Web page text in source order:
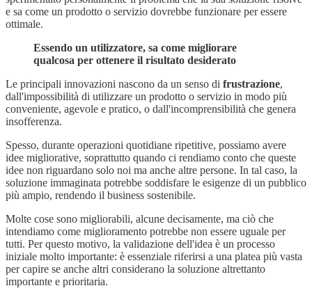
e sa come un prodotto o servizio dovrebbe funzionare per essere
ottimale.
Essendo un utilizzatore, sa come migliorare
qualcosa per ottenere il risultato desiderato
Le principali innovazioni nascono da un senso di frustrazione,
dall'impossibilità di utilizzare un prodotto o servizio in modo più
conveniente, agevole e pratico, o dall'incomprensibilità che genera
insofferenza.
Spesso, durante operazioni quotidiane ripetitive, possiamo avere
idee migliorative, soprattutto quando ci rendiamo conto che queste
idee non riguardano solo noi ma anche altre persone. In tal caso, la
soluzione immaginata potrebbe soddisfare le esigenze di un pubblico
più ampio, rendendo il business sostenibile.
Molte cose sono migliorabili, alcune decisamente, ma ciò che
intendiamo come miglioramento potrebbe non essere uguale per
tutti. Per questo motivo, la validazione dell'idea è un processo
iniziale molto importante: è essenziale riferirsi a una platea più vasta
per capire se anche altri considerano la soluzione altrettanto
importante e prioritaria.